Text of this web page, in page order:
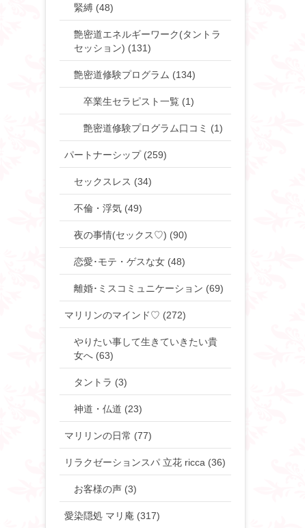
緊縛 (48)
艶密道エネルギーワーク(タントラ
セッション) (131)
艶密道修験プログラム (134)
卒業生セラピスト一覧 (1)
艶密道修験プログラム口コミ (1)
パートナーシップ (259)
セックスレス (34)
不倫・浮気 (49)
夜の事情(セックス♡) (90)
恋愛･モテ・ゲスな女 (48)
離婚･ミスコミュニケーション (69)
マリリンのマインド♡ (272)
やりたい事して生きていきたい貴
女へ (63)
タントラ (3)
神道・仏道 (23)
マリリンの日常 (77)
リラクゼーションスパ 立花 ricca (36)
お客様の声 (3)
愛染隠処 マリ庵 (317)